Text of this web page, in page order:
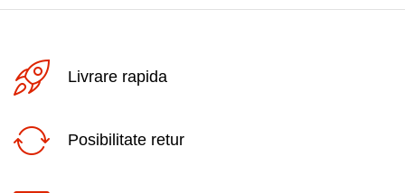
Livrare rapida
Posibilitate retur